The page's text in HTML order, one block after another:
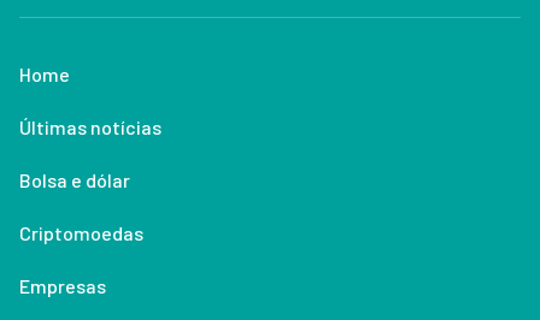
Home
Últimas notícias
Bolsa e dólar
Criptomoedas
Empresas